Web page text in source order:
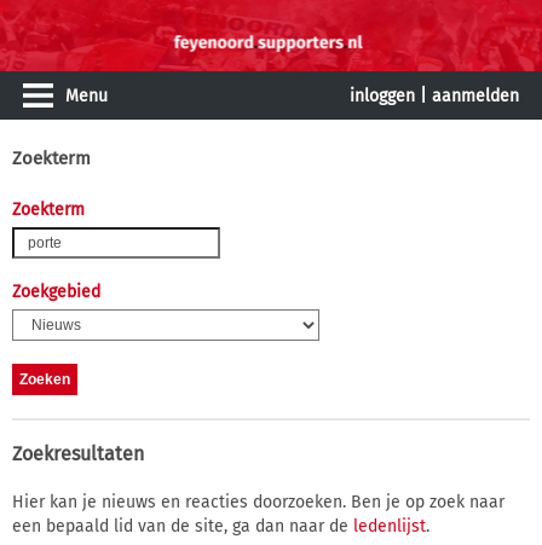
Menu inloggen aanmelden
Zoekterm
Zoekterm
Zoekgebied
Zoekresultaten
Hier kan je nieuws en reacties doorzoeken. Ben je op zoek naar
een bepaald lid van de site, ga dan naar de ledenlijst.